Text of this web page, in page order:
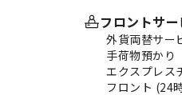
フロントサ
外貨両替サー
手荷物預かり
エクスプレス
フロント (24